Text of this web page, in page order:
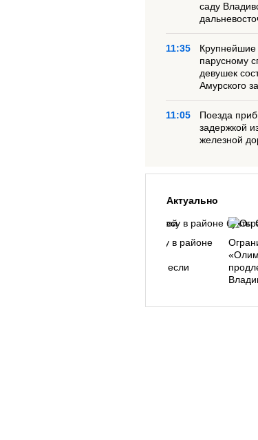
саду
11:35
парусному
девушек
Амурского
11:05
Поезда
задержкой
железной
Актуально
Семья с ребёнком заблудилась в лесу в районе
подготовиться к походу, и что делать, если